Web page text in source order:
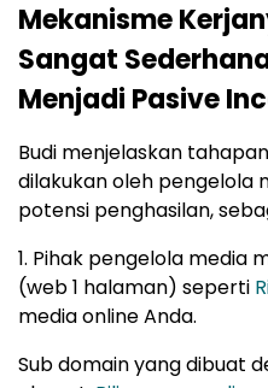
Mekanisme
Sangat
Menjadi Pasive
Budi menjelaskan
dilakukan oleh pengelola
potensi penghasilan,
1. Pihak pengelola media
(web 1 halaman) seperti
media online Anda.
Sub domain yang dibuat